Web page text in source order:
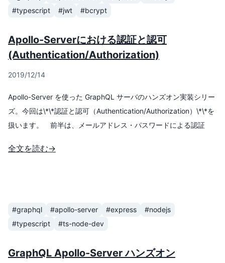
#typescript
#jwt #bcrypt
Apollo-Serverにおける認証と認可
(Authentication/Authorization)
2019/12/14
Apollo-Server を使った GraphQL サーバのハンズオン実装シリー
ズ。今回は\*\*認証と認可（Authentication/Authorization）\*\*を
扱います。 前半は、メールアドレス・パスワードによる認証
JWT(jsonwebtoken)、bcrypt による暗号化、beforeCreate など
全文を読む→
#graphql #apollo-server #express
#nodejs
#typescript
#ts-node-dev
GraphQL Apollo-Server ハンズオン